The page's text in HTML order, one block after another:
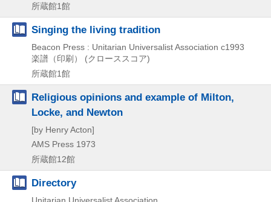
所蔵館1館
Singing the living tradition
Beacon Press : Unitarian Universalist Association c1993
楽譜（印刷） (クローススコア)
所蔵館1館
Religious opinions and example of Milton,
Locke, and Newton
[by Henry Acton]
AMS Press 1973
所蔵館12館
Directory
Unitarian Universalist Association